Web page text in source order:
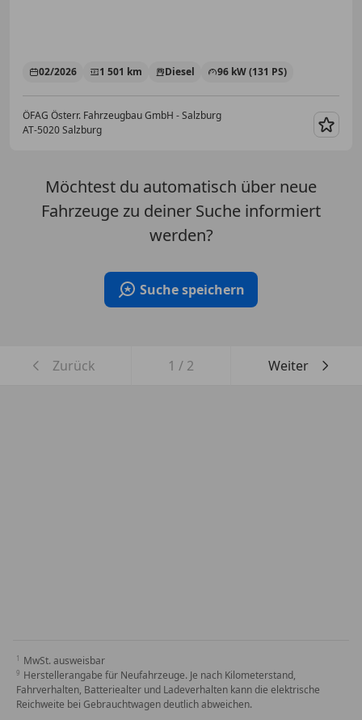
02/2026 1 501 km Diesel 96 kW (131 PS)
ÖFAG Österr. Fahrzeugbau GmbH - Salzburg
AT-5020 Salzburg
Möchtest du automatisch über neue
Fahrzeuge zu deiner Suche informiert
werden?
Suche speichern
Zurück 1 / 2 Weiter
MwSt. ausweisbar
Herstellerangabe für Neufahrzeuge. Je nach Kilometerstand,
Fahrverhalten, Batteriealter und Ladeverhalten kann die elektrische
Reichweite bei Gebrauchtwagen deutlich abweichen.